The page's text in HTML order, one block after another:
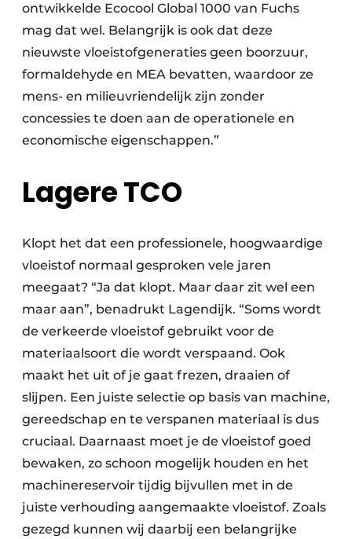
ontwikkelde Ecocool Global 1000 van Fuchs
mag dat wel. Belangrijk is ook dat deze
nieuwste vloeistofgeneraties geen boorzuur,
formaldehyde en MEA bevatten, waardoor ze
mens- en milieuvriendelijk zijn zonder
concessies te doen aan de operationele en
economische eigenschappen.”
Lagere TCO
Klopt het dat een professionele, hoogwaardige
vloeistof normaal gesproken vele jaren
meegaat? “Ja dat klopt. Maar daar zit wel een
maar aan”, benadrukt Lagendijk. “Soms wordt
de verkeerde vloeistof gebruikt voor de
materiaalsoort die wordt verspaand. Ook
maakt het uit of je gaat frezen, draaien of
slijpen. Een juiste selectie op basis van machine,
gereedschap en te verspanen materiaal is dus
cruciaal. Daarnaast moet je de vloeistof goed
bewaken, zo schoon mogelijk houden en het
machinereservoir tijdig bijvullen met in de
juiste verhouding aangemaakte vloeistof. Zoals
gezegd kunnen wij daarbij een belangrijke